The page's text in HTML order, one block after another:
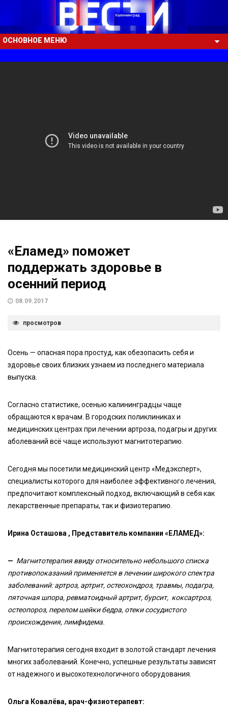
ОСНОВНОЕ МЕНЮ
«Еламед» поможет
поддержать здоровье в
осенний период
08.09.2017
просмотров
Осень — опасная пора простуд, как обезопасить себя и
здоровье своих близких узнаем из последнего материала
выпуска.
Согласно статистике, осенью калининградцы чаще
обращаются к врачам. В городских поликлиниках и
медицинских центрах при лечении артроза, подагры и других
аболеваний всё чаще используют магнитотерапию.
Сегодня мы посетили медицинский центр «Медэксперт»,
специалисты которого для наиболее эффективного лечения,
предпочитают комплексный подход, включающий в себя как
лекарственные препараты, так и физиотерапию.
Ирина Осташова , Представитель компании «ЕЛАМЕД»:
— Магнитотерапия ввиду относительно небольшого списка
противопоказаний применяется в лечении широкого спектра
заболеваний: артроз, артрит, остеохондроз, травмы, подагра,
пяточная шпора, ревматоидный артрит, бурсит, коксартроз,
остеопороз, перелом шейки бедра, отеки сосудистого
происхождения, лимфидема.
Магнитотерапия сегодня входит в золотой стандарт лечения
многих заболеваний. Конечно, успешные результаты зависят
от надежного и высокотехнологичного оборудования.
Ольга Ковалёва, врач-физиотерапевт: